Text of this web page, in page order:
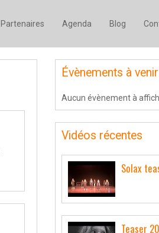
Partenaires Agenda Blog
Évènements à venir
Aucun évènement à
Vidéos récentes
Solax
Teaser